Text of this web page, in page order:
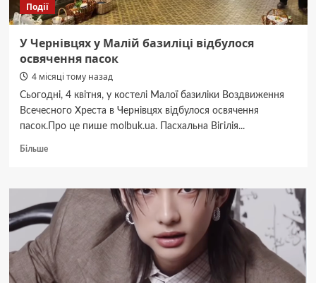
Події
У Чернівцях у Малій базиліці відбулося
освячення пасок
4 місяці тому назад
Сьогодні, 4 квітня, у костелі Малої базиліки Воздвиження
Всечесного Хреста в Чернівцях відбулося освячення
пасок.Про це пише molbuk.ua. Пасхальна Вігілія...
БільшеДокладніше
Чернівцях
у
Малій
базиліці
відбулося
освячення
пасок